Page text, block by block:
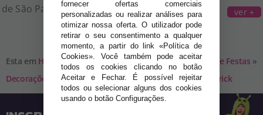
de São Patrício.
ver +
Esta em Home»Acessórios para Disfarces» Decoração e Festas »
Decorações para suas festas temáticas » dia de São Patrick
fornecer ofertas comerciais
personalizadas ou realizar análises para
otimizar nossa oferta. O utilizador pode
retirar o seu consentimento a qualquer
momento, a partir do link «Política de
Cookies». Você também pode aceitar
todos os cookies clicando no botão
Aceitar e Fechar. É possível rejeitar
todos ou selecionar alguns dos cookies
usando o botão Configurações.